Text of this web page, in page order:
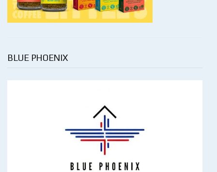
BLUE PHOENIX